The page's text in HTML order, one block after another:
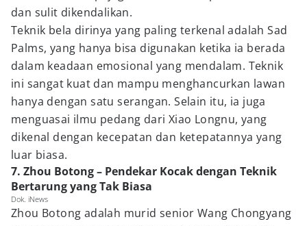
dan sulit dikendalikan.
Teknik bela dirinya yang paling terkenal adalah Sad
Palms, yang hanya bisa digunakan ketika ia berada
dalam keadaan emosional yang mendalam. Teknik
ini sangat kuat dan mampu menghancurkan lawan
hanya dengan satu serangan. Selain itu, ia juga
menguasai ilmu pedang dari Xiao Longnu, yang
dikenal dengan kecepatan dan ketepatannya yang
luar biasa.
7. Zhou Botong – Pendekar Kocak dengan Teknik
Bertarung yang Tak Biasa
Dok. iNews
Zhou Botong adalah murid senior Wang Chongyang